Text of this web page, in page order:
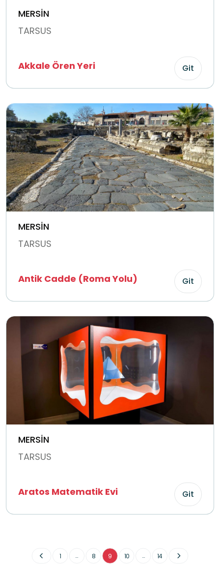
MERSİN
TARSUS
Akkale Ören Yeri Git
MERSİN
TARSUS
Antik Cadde (Roma Yolu) Git
MERSİN
TARSUS
Aratos Matematik Evi Git
1 ... 8 9 10 ... 14